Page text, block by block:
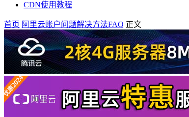
CDN使用教程
首页 阿里云账户问题解决方法FAQ 正文